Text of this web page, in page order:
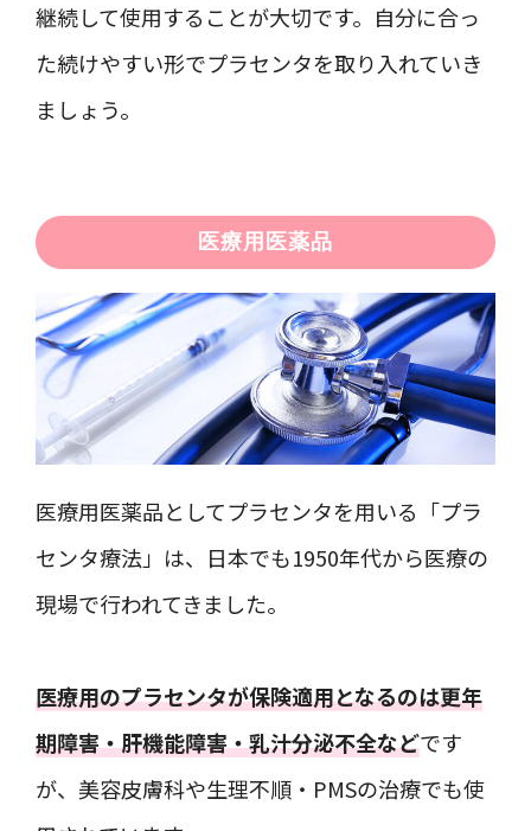
継続して使用することが大切です。自分に合っ
た続けやすい形でプラセンタを取り入れていき
ましょう。
医療用医薬品
医療用医薬品としてプラセンタを用いる「プラ
センタ療法」は、日本でも1950年代から医療の
現場で行われてきました。
医療用のプラセンタが保険適用となるのは更年
期障害・肝機能障害・乳汁分泌不全などです
が、美容皮膚科や生理不順・PMSの治療でも使